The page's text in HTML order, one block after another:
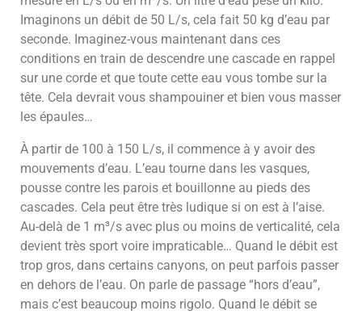
Imaginons un débit de 50 L/s, cela fait 50 kg d’eau par
seconde. Imaginez-vous maintenant dans ces
conditions en train de descendre une cascade en rappel
sur une corde et que toute cette eau vous tombe sur la
tête. Cela devrait vous shampouiner et bien vous masser
les épaules…
À partir de 100 à 150 L/s, il commence à y avoir des
mouvements d’eau. L’eau tourne dans les vasques,
pousse contre les parois et bouillonne au pieds des
cascades. Cela peut être très ludique si on est à l’aise.
Au-delà de 1 m³/s avec plus ou moins de verticalité, cela
devient très sport voire impraticable… Quand le débit est
trop gros, dans certains canyons, on peut parfois passer
en dehors de l’eau. On parle de passage “hors d’eau”,
mais c’est beaucoup moins rigolo. Quand le débit se